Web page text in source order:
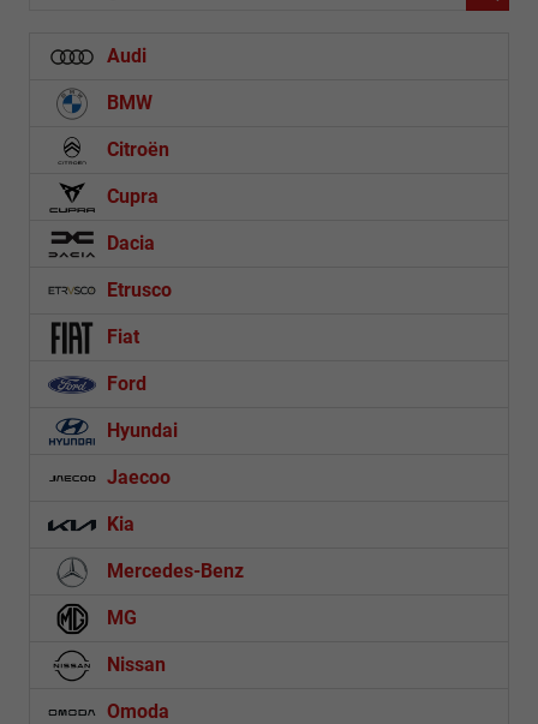
Audi
BMW
Citroën
Cupra
Dacia
Etrusco
Fiat
Ford
Hyundai
Jaecoo
Kia
Mercedes-Benz
MG
Nissan
Omoda